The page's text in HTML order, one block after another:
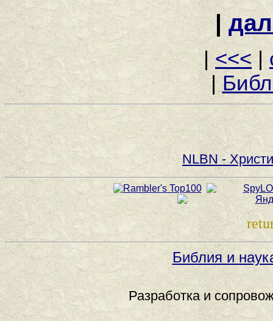
|
|<<<|
|
NLBN -
Библия и
Разработка и